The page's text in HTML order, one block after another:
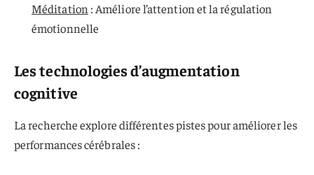
Méditation : Améliore l’attention et la régulation
émotionnelle
Les technologies d’augmentation
cognitive
La recherche explore différentes pistes pour améliorer les
performances cérébrales :